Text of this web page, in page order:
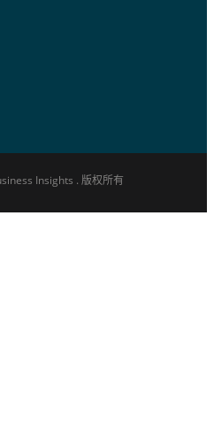
Insights . 版权所有